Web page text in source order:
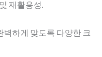
재활용성.
하게 맞도록 다양한 크